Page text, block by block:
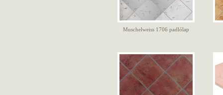
Muschelweiss 1706 padlólap